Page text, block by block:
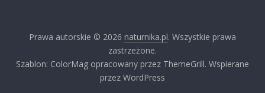
Prawa autorskie © 2026 naturnika.pl. Wszystkie prawa
zastrzeżone.
Szablon: ColorMag opracowany przez ThemeGrill. Wspierane
przez WordPress